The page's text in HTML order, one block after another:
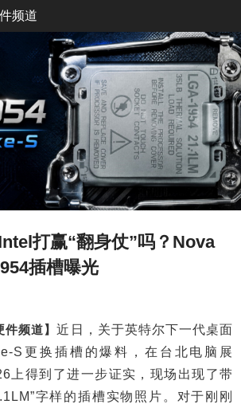
频道
打赢“翻身仗”吗？Nova
插槽曝光
件频道】近日，关于英特尔下一代桌面
S更换插槽的爆料，在台北电脑展
上得到了进一步证实，现场出现了带
字样的插槽实物照片。对于刚刚